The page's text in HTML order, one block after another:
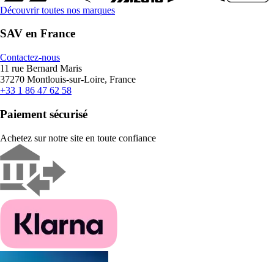
Découvrir toutes nos marques
SAV en France
Contactez-nous
11 rue Bernard Maris
37270 Montlouis-sur-Loire, France
+33 1 86 47 62 58
Paiement sécurisé
Achetez sur notre site en toute confiance